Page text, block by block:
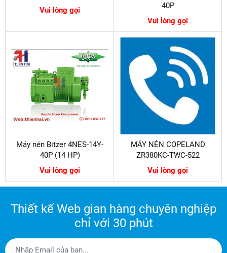
Vui lòng gọi
40P
Vui lòng gọi
Máy nén Bitzer 4NES-14Y-
40P (14 HP)
Vui lòng gọi
MÁY NÉN COPELAND
ZR380KC-TWC-522
Vui lòng gọi
Thiết kế Web gian hàng chuyên nghiệp
chỉ với 30 phút